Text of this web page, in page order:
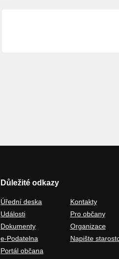
Důležité odkazy
Úřední deska
Události
Dokumenty
e-Podatelna
Portál občana
Kontakty
Pro občany
Organizace
Napište